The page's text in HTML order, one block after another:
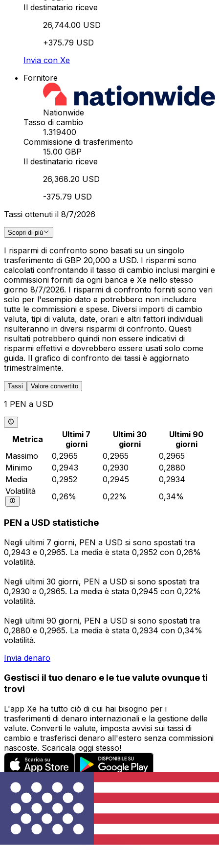
Il destinatario riceve
26,744.00 USD
+375.79 USD
Invia con Xe
Fornitore
Nationwide
Tasso di cambio
1.319400
Commissione di trasferimento
15.00 GBP
Il destinatario riceve
26,368.20 USD
-375.79 USD
Tassi ottenuti il 8/7/2026
Scopri di più
I risparmi di confronto sono basati su un singolo
trasferimento di GBP 20,000 a USD. I risparmi sono
calcolati confrontando il tasso di cambio inclusi margini e
commissioni forniti da ogni banca e Xe nello stesso
giorno 8/7/2026. I risparmi di confronto forniti sono veri
solo per l'esempio dato e potrebbero non includere
tutte le commissioni e spese. Diversi importi di cambio
valuta, tipi di valuta, date, orari e altri fattori individuali
risulteranno in diversi risparmi di confronto. Questi
risultati potrebbero quindi non essere indicativi di
risparmi effettivi e dovrebbero essere usati solo come
guida. Il grafico di confronto dei tassi è aggiornato
trimestralmente.
Tassi Valore convertito
1 PEN a USD
Metrica
Ultimi 7
giorni
Ultimi 30
giorni
Ultimi 90
giorni
Massimo
0,2965 0,2965
0,2965
Minimo
0,2943 0,2930
0,2880
Media
0,2952 0,2945
0,2934
Volatilità
0,26% 0,22% 0,34%
PEN a USD statistiche
Negli ultimi 7 giorni, PEN a USD si sono spostati tra
0,2943 e 0,2965. La media è stata 0,2952 con 0,26%
volatilità.
Negli ultimi 30 giorni, PEN a USD si sono spostati tra
0,2930 e 0,2965. La media è stata 0,2945 con 0,22%
volatilità.
Negli ultimi 90 giorni, PEN a USD si sono spostati tra
0,2880 e 0,2965. La media è stata 0,2934 con 0,34%
volatilità.
Invia denaro
Gestisci il tuo denaro e le tue valute ovunque ti
trovi
L'app Xe ha tutto ciò di cui hai bisogno per i
trasferimenti di denaro internazionali e la gestione delle
valute. Converti le valute, imposta avvisi sui tassi di
cambio e trasferisci denaro all'estero senza commissioni
nascoste. Scaricala oggi stesso!